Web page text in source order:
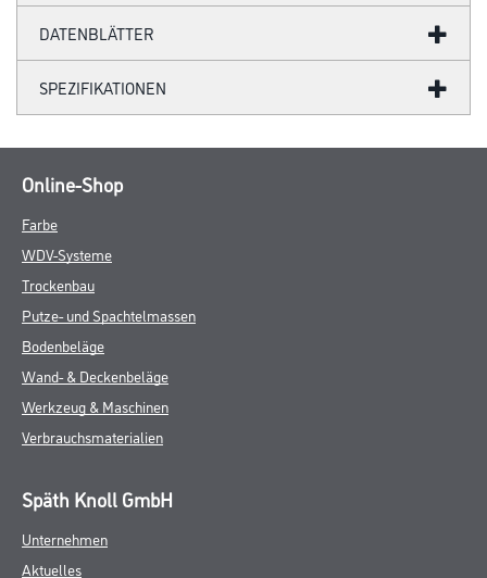
DATENBLÄTTER
SPEZIFIKATIONEN
Online-Shop
Farbe
WDV-Systeme
Trockenbau
Putze- und Spachtelmassen
Bodenbeläge
Wand- & Deckenbeläge
Werkzeug & Maschinen
Verbrauchsmaterialien
Späth Knoll GmbH
Unternehmen
Aktuelles